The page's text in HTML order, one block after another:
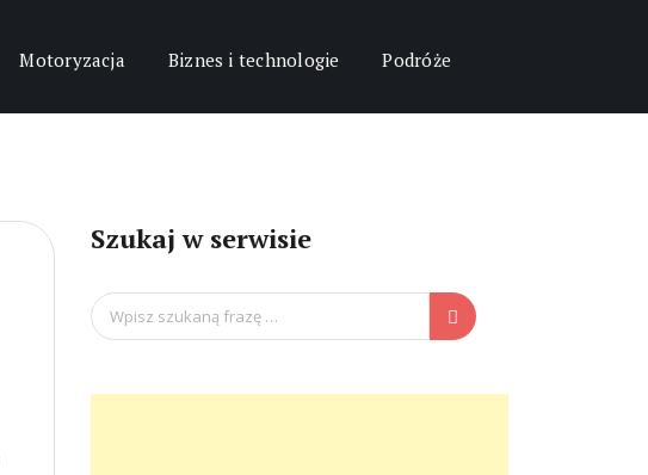
Motoryzacja Biznes i technologie Podróże
Szukaj w serwisie
Search
for: